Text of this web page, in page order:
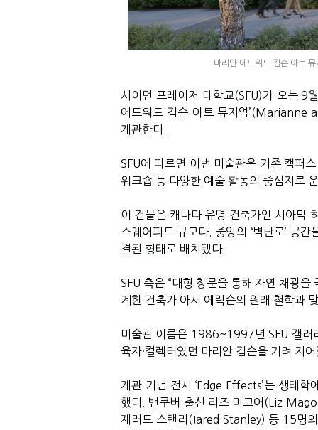
마리안·에드워드 깁슨 아
사이먼 프레이저 대학교(SFU)가 오는9
에드워드 깁슨 아트 뮤지엄’(Marianne
개관한다.
SFU에 따르면 이번 미술관은 기존 캠퍼
워크숍 등 다양한 예술 활동의 중심지로
이 건물은 캐나다 유명 건축가인 시아막
스퀘어피트 규모다. 중앙의 ‘벽난로’ 공간
결된 형태로 배치됐다.
SFU 측은 “대형 창문을 통해 자연 채광을
계한 건축가 아서 에릭슨의 원래 철학과
미술관 이름은 1986~1997년 SFU 갤러
육자·컬렉터였던 마리안 깁슨을 기려 지
개관 기념 전시 ‘Edge Effects’는 생태학
했다. 밴쿠버 출신 리즈 마고어 (Liz
재러드 스탠리 (Jared Stanley) 등 15명